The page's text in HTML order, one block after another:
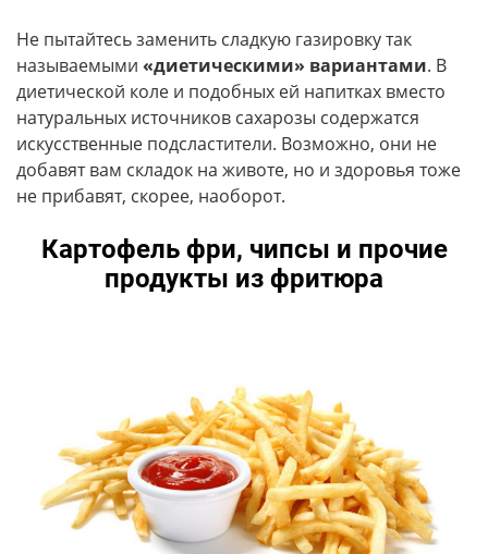
Не пытайтесь заменить сладкую газировку так
называемыми «диетическими» вариантами. В
диетической коле и подобных ей напитках вместо
натуральных источников сахарозы содержатся
искусственные подсластители. Возможно, они не
добавят вам складок на животе, но и здоровья тоже
не прибавят, скорее, наоборот.
Картофель фри, чипсы и прочие
продукты из фритюра